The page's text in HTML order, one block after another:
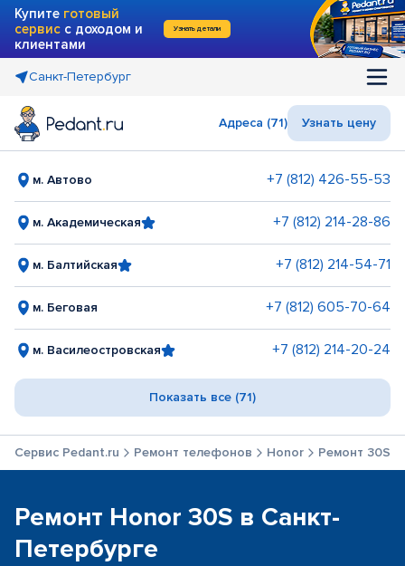
Купите готовый
сервис с доходом и
клиентами
Узнать детали
Санкт-Петербург
Адреса (71) Узнать цену
м. Автово +7 (812) 426-55-53
м. Академическая +7 (812) 214-28-86
м. Балтийская +7 (812) 214-54-71
м. Беговая +7 (812) 605-70-64
м. Василеостровская +7 (812) 214-20-24
Показать все (71)
Сервис Pedant.ru Ремонт телефонов Honor Ремонт 30S
Ремонт Honor 30S в Санкт-
Петербурге